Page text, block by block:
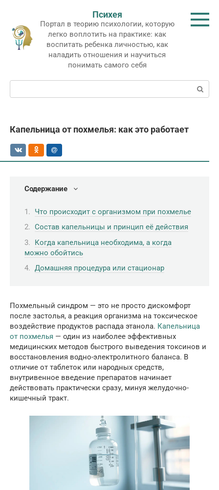
контенту
Психея
Портал в теорию психологии, которую
легко воплотить на практике: как
воспитать ребенка личностью, как
наладить отношения и научиться
понимать самого себя
Поиск:
Капельница от похмелья: как это работает
Содержание
Что происходит с организмом при похмелье
Состав капельницы и принцип её действия
Когда капельница необходима, а когда
можно обойтись
Домашняя процедура или стационар
Похмельный синдром — это не просто дискомфорт
после застолья, а реакция организма на токсическое
воздействие продуктов распада этанола. Капельница
от похмелья — один из наиболее эффективных
медицинских методов быстрого выведения токсинов и
восстановления водно-электролитного баланса. В
отличие от таблеток или народных средств,
внутривенное введение препаратов начинает
действовать практически сразу, минуя желудочно-
кишечный тракт.